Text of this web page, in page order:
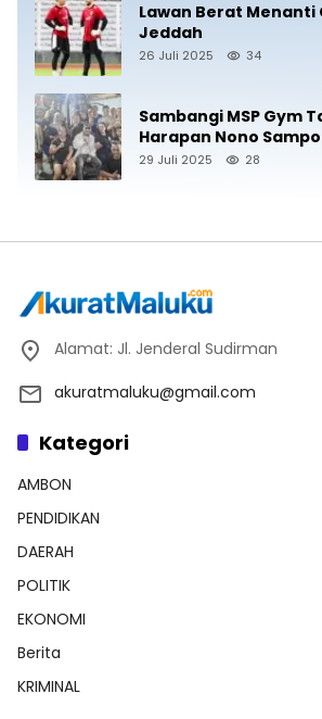
Lawan Berat Menanti
Jeddah
26 Juli 2025 34
Sambangi MSP Gym
Harapan Nono
29 Juli 2025 28
Alamat: Jl. Jenderal Sudirman
akuratmaluku@gmail.com
Kategori
AMBON
PENDIDIKAN
DAERAH
POLITIK
EKONOMI
Berita
KRIMINAL